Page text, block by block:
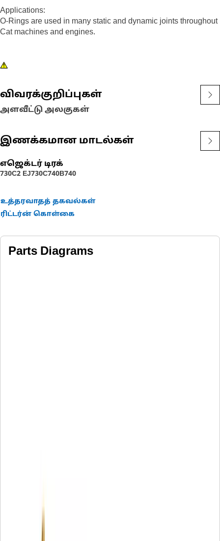
Applications:
O-Rings are used in many static and dynamic joints throughout
Cat machines and engines.
விவரக்குறிப்புகள்
அளவீட்டு அலகுகள்
இணக்கமான மாடல்கள்
எஜெக்டர் டிரக்
730C2 EJ730C740B740
உத்தரவாதத் தகவல்கள்
ரிட்டர்ன் கொள்கை
Parts Diagrams